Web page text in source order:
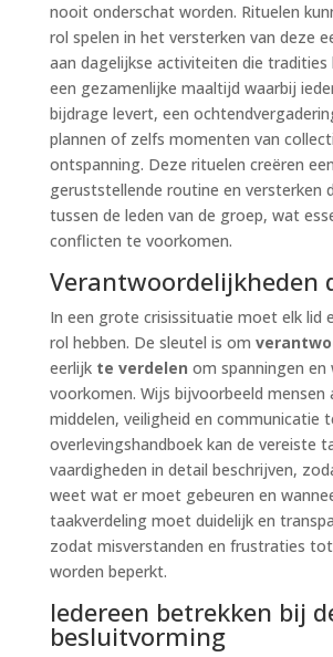
nooit onderschat worden. Rituelen
rol spelen in het versterken van deze
aan dagelijkse activiteiten die tradities
een gezamenlijke maaltijd waarbij
bijdrage levert, een
plannen of zelfs momenten van
ontspanning. Deze rituelen creëren een
geruststellende routine en versterken
tussen de leden van de groep, wat
conflicten te voorkomen.
Verantwoordelijkheden
In een grote crisissituatie moet elk lid
rol hebben. De sleutel is om
eerlijk te verdelen om spanningen en
voorkomen. Wijs bijvoorbeeld mensen
middelen, veiligheid en communicatie
overlevingshandboek kan de vereiste
vaardigheden in detail beschrijven,
weet wat er moet gebeuren en
taakverdeling moet duidelijk en
zodat misverstanden en frustraties
worden beperkt.
Iedereen betrekken bij
besluitvorming